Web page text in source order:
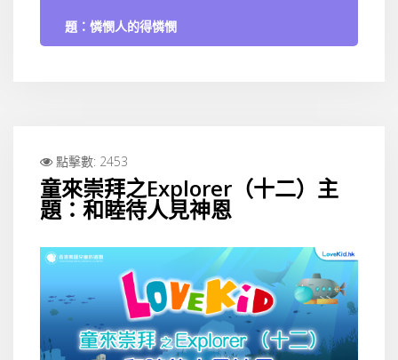
題：憐憫人的得憐憫
點擊數: 2453
童來崇拜之Explorer（十二）主
題：和睦待人見神恩